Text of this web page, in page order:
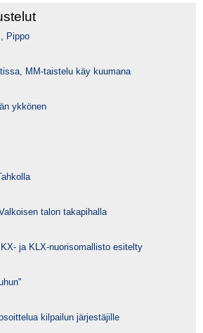
Pippo
MM-taistelu käy kuumana
ykkönen
talon takapihalla
ja KLX-nuorisomallisto esitelty
kilpailun järjestäjille